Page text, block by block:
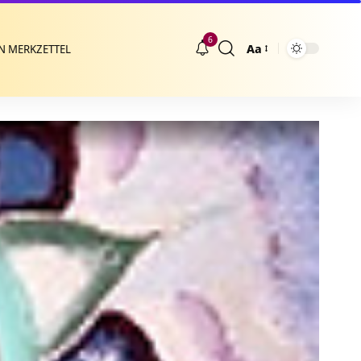
MERKZETTEL
6
Größenänderung
Aa